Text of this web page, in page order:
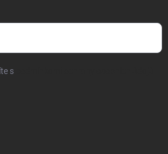
s